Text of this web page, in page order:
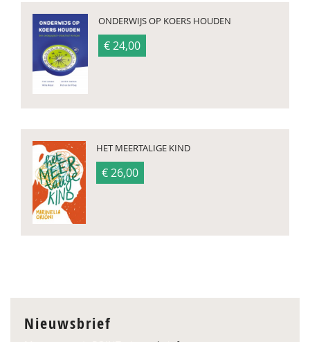
ONDERWIJS OP KOERS HOUDEN
€ 24,00
HET MEERTALIGE KIND
€ 26,00
Nieuwsbrief